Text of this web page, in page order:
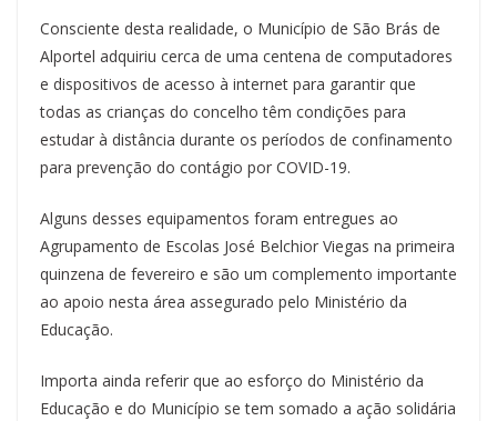
Consciente desta realidade, o Município de São Brás de
Alportel adquiriu cerca de uma centena de computadores
e dispositivos de acesso à internet para garantir que
todas as crianças do concelho têm condições para
estudar à distância durante os períodos de confinamento
para prevenção do contágio por COVID-19.
Alguns desses equipamentos foram entregues ao
Agrupamento de Escolas José Belchior Viegas na primeira
quinzena de fevereiro e são um complemento importante
ao apoio nesta área assegurado pelo Ministério da
Educação.
Importa ainda referir que ao esforço do Ministério da
Educação e do Município se tem somado a ação solidária